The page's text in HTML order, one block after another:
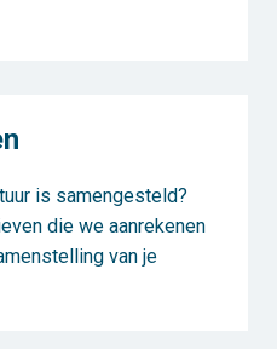
is samengesteld?
die we aanrekenen
van je